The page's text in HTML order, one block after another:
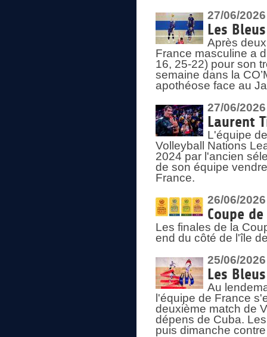
27/06/2026
Les
Après
France masculine a
16, 25-22) pour son
semaine dans la
apothéose face au
27/06/2026
Laurent
L'équipe
Volleyball Nations
2024 par l'ancien
de son équipe
France.
26/06/2026
Coupe
Les finales de la
end du côté de l'île
25/06/2026
Les
Au
l'équipe de France
deuxième match de
dépens de Cuba.
puis dimanche